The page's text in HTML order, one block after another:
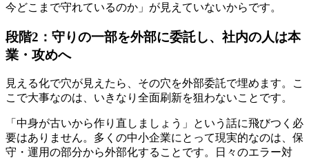
今どこまで守れているのか」が見えていないからです。
段階2：守りの一部を外部に委託し、社内の人は本
業・攻めへ
見える化で穴が見えたら、その穴を外部委託で埋めます。こ
こで大事なのは、いきなり全面刷新を狙わないことです。
「中身が古いから作り直しましょう」という話に飛びつく必
要はありません。多くの中小企業にとって現実的なのは、保
守・運用の部分から外部化することです。日々のエラー対